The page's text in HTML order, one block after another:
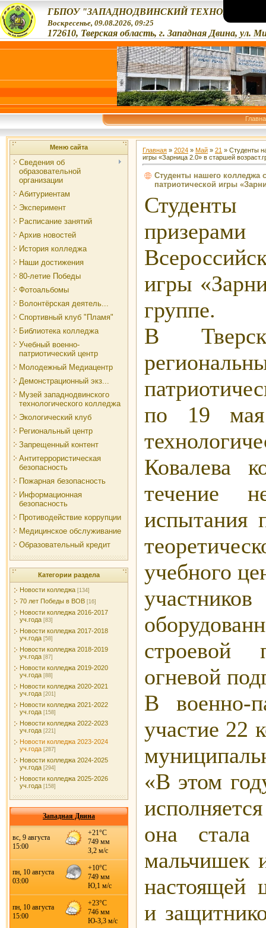
ГБПОУ "ЗАПАДНОДВИНСКИЙ
Воскресенье, 09.08.2026, 09:25
172610, Тверская область, г. Западная Двина, ул.
Меню сайта
Сведения об
образовательной
организации
Абитуриентам
Эксперимент
Расписание занятий
Архив новостей
История колледжа
Наши достижения
80-летие Победы
Фотоальбомы
Волонтёрская деятель...
Спортивный клуб "Пламя"
Библиотека колледжа
Учебный военно-
патриотический центр
Молодежный Медиацентр
Демонстрационный экз...
Музей западнодвинского
технологического колледжа
Экологический клуб
Региональный центр
Запрещенный контент
Антитеррористическая
безопасность
Пожарная безопасность
Информационная
безопасность
Противодействие коррупции
Медицинское обслуживание
Образовательный кредит
Категории раздела
Новости колледжа [134]
70 лет Победы в ВОВ [16]
Новости колледжа 2016-2017
уч.года [83]
Новости колледжа 2017-2018
уч.года [58]
Новости колледжа 2018-2019
уч.года [87]
Новости колледжа 2019-2020
уч.года [88]
Новости колледжа 2020-2021
уч.года [201]
Новости колледжа 2021-2022
уч.года [158]
Новости колледжа 2022-2023
уч.года [221]
Новости колледжа 2023-2024
уч.года [287]
Новости колледжа 2024-2025
уч.года [294]
Новости колледжа 2025-2026
уч.года [158]
Западная Двина
Главная » 2024 » Май » 21 » Студенты
игры «Зарница 2.0» в старшей
Студенты нашего колледжа
патриотической игры
игры
группе.
В
по 19 мая
Ковалева
течение
испытания
учебного
строевой
огневой
В военно-
участие 22
«В этом
она стала
мальчишек
настоящей
и